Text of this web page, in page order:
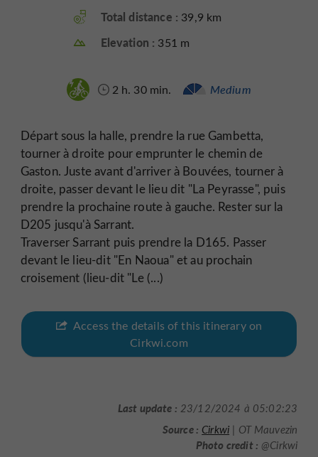
Total distance : 39,9 km
Elevation : 351 m
2 h. 30 min. Medium
Départ sous la halle, prendre la rue Gambetta,
tourner à droite pour emprunter le chemin de
Gaston. Juste avant d'arriver à Bouvées, tourner à
droite, passer devant le lieu dit "La Peyrasse", puis
prendre la prochaine route à gauche. Rester sur la
D205 jusqu'à Sarrant.
Traverser Sarrant puis prendre la D165. Passer
devant le lieu-dit "En Naoua" et au prochain
croisement (lieu-dit "Le (...)
Access the details of this itinerary on
Cirkwi.com
Last update : 23/12/2024 à 05:02:23
Source : Cirkwi | OT Mauvezin
Photo credit : @Cirkwi